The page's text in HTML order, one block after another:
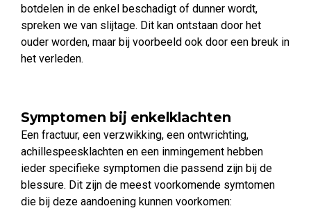
botdelen in de enkel beschadigt of dunner wordt,
spreken we van slijtage. Dit kan ontstaan door het
ouder worden, maar bij voorbeeld ook door een breuk in
het verleden.
Symptomen bij enkelklachten
Een fractuur, een verzwikking, een ontwrichting,
achillespeesklachten en een inmingement hebben
ieder specifieke symptomen die passend zijn bij de
blessure. Dit zijn de meest voorkomende symtomen
die bij deze aandoening kunnen voorkomen: